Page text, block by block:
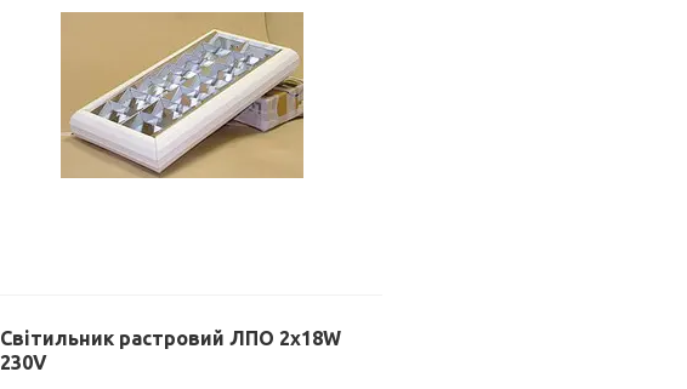
Світильник растровий ЛПО 2x18W
230V